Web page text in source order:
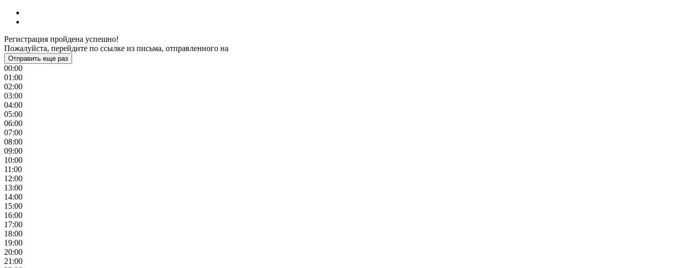
Регистрация пройдена успешно!
Пожалуйста, перейдите по ссылке из письма, отправленного на
Отправить еще раз
00:00
01:00
02:00
03:00
04:00
05:00
06:00
07:00
08:00
09:00
10:00
11:00
12:00
13:00
14:00
15:00
16:00
17:00
18:00
19:00
20:00
21:00